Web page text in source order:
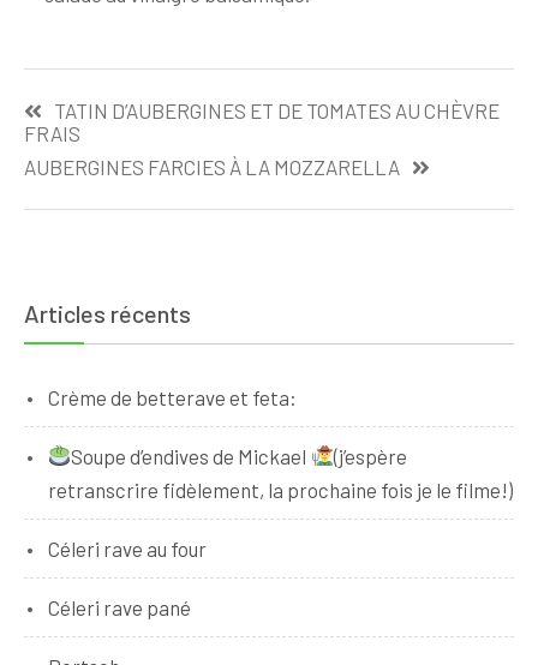
de
l’article
TATIN D’AUBERGINES ET DE TOMATES AU CHÈVRE
FRAIS
AUBERGINES FARCIES À LA MOZZARELLA
Articles récents
Crème de betterave et feta:
Soupe d’endives de Mickael
(j’espère
retranscrire fidèlement, la prochaine fois je le filme!)
Céleri rave au four
Céleri rave pané